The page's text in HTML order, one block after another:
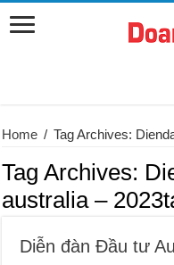
Home / Tag Archives:
Tag Archives:
australia –
Diễn đàn Đầu tư